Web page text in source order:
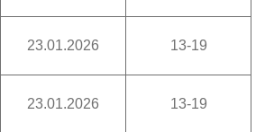
23.01.2026 13-19
23.01.2026 13-19